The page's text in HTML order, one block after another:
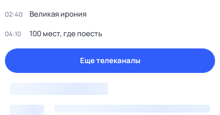
02:40 Великая ирония
04:10 100 мест, где поесть
Еще телеканалы